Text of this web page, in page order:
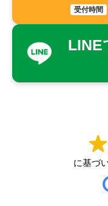
受付時間
LINE
に基づ